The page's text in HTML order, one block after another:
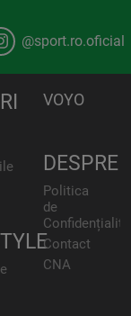
@sport.ro.oficial
VOYO
DESPRE
Politica
de
Contact
CNA